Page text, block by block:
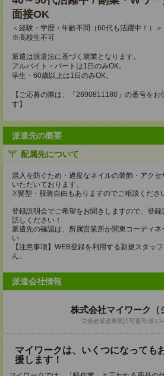
面接OK
＜経験・学歴・年齢不問（60代も活躍中！）＞
※高校生不可
派遣は派遣法に基づく就業となります。
アルバイト・パートは1日のみOK。
学生・60歳以上は1日のみOK。
【ご応募の際は、「2690811180」の番号を
す】
派遣先の概要
配属先について
混入を防ぐため・過度なネイルの装飾・アク
いただいております。
※髪型・服装自由もありますのでご相談くださ
登録説明会でご希望をお聞きしますので、登
話しください！
派遣先の確認は、所属営業所か関東コーディ
い
【注意事項】WEB登録を利用する新規スタッ
ん。
派遣会社情報
株式会社マイワーク（
労働者派遣事業許可番号:派
マイワークは、いくつになっても
援します！